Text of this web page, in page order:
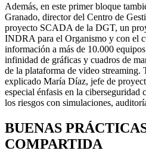
Además, en este primer bloque
Granado, director del Centro de
proyecto SCADA de la DGT, un
INDRA para el Organismo y con el
información a más de 10.000
infinidad de gráficas y cuadros de
de la plataforma de video streaming.
explicado María Díaz, jefe de
especial énfasis en la ciberseguridad
los riesgos con simulaciones,
BUENAS
COMPARTIDA